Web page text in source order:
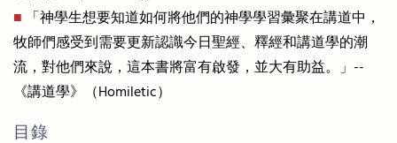
■ 「神學生想要知道如何將他們的神學學習彙聚在講道中，
牧師們感受到需要更新認識今日聖經、釋經和講道學的潮
流，對他們來說，這本書將富有啟發，並大有助益。」--
《講道學》（Homiletic）
目錄